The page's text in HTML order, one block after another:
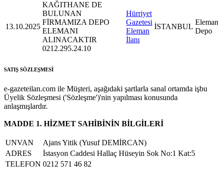
13.10.2025
KAĞITHANE DE
BULUNAN
FİRMAMIZA DEPO
ELEMANI
ALINACAKTIR
0212.295.24.10
Hürriyet
Gazetesi
Eleman
İlanı
İSTANBUL
Depo
SATIŞ SÖZLEŞMESİ
e-gazeteilan.com ile Müşteri, aşağıdaki şartlarla sanal ortamda işbu
Üyelik Sözleşmesi ('Sözleşme')'nin yapılması konusunda
anlaşmışlardır.
MADDE 1. HİZMET SAHİBİNİN BİLGİLERİ
UNVAN
Ajans Yitik (Yusuf DEMİRCAN)
ADRES
İstasyon Caddesi Hallaç Hüseyin Sok No:1 Kat:5
TELEFON 0212 571 46 82